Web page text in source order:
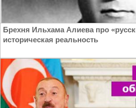
Брехня Ильхама Алиева про
историческая реальность